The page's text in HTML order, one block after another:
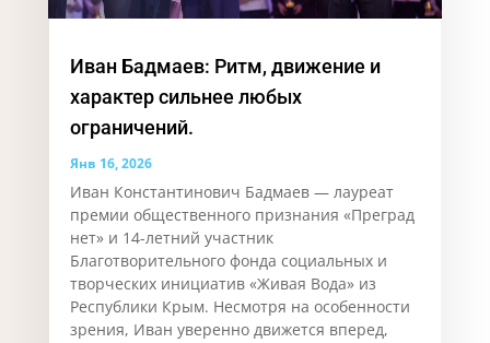
Иван Бадмаев: Ритм, движение и
характер сильнее любых
ограничений.
Янв 16, 2026
Иван Константинович Бадмаев — лауреат
премии общественного признания «Преград
нет» и 14-летний участник
Благотворительного фонда социальных и
творческих инициатив «Живая Вода» из
Республики Крым. Несмотря на особенности
зрения, Иван уверенно движется вперед,